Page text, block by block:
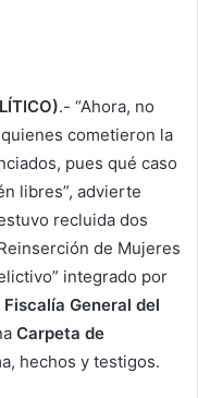
.- “Ahora, no
cometieron la
pues qué caso
libres”, advierte
recluida dos
de Mujeres
integrado por
Fiscalía General del
Carpeta de
hechos y testigos.